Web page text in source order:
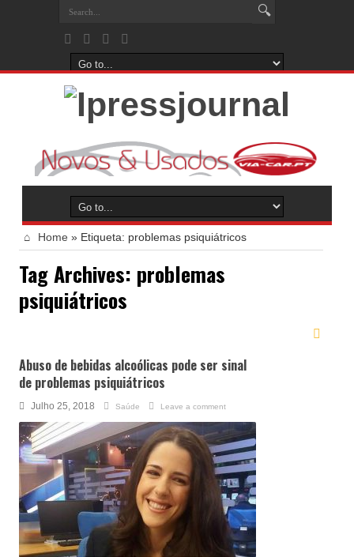
Home » Etiqueta: problemas psiquiátricos
Tag Archives: problemas
psiquiátricos
Abuso de bebidas alcoólicas pode ser sinal
de problemas psiquiátricos
Julho 25, 2018 Saúde Leave a comment